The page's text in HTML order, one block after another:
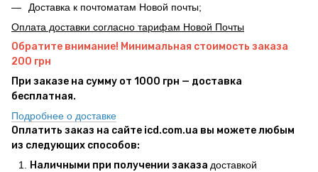
Доставка к почтоматам Новой почты;
Оплата доставки согласно тарифам Новой Почты
Обратите внимание! Минимальная стоимость заказа
200 грн
При заказе на сумму от 1000 грн — доставка
бесплатная.
Подробнее о доставке
Оплатить заказ на сайте icd.com.ua вы можете любым
из следующих способов:
Наличными при получении заказа доставкой